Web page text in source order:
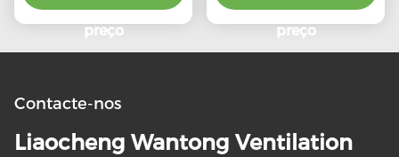
preço
eletricidade
preço
Contacte-nos
Liaocheng Wantong Ventilation